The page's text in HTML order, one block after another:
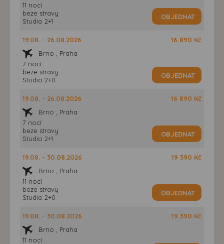
11 nocí
beze stravy
Studio 2+1
OBJEDNAT
19.08. - 26.08.2026
Brno , Praha
7 nocí
beze stravy
Studio 2+0
16 890 Kč
OBJEDNAT
19.08. - 26.08.2026
Brno , Praha
7 nocí
beze stravy
Studio 2+1
16 890 Kč
OBJEDNAT
19.08. - 30.08.2026
Brno , Praha
11 nocí
beze stravy
Studio 2+0
19 390 Kč
OBJEDNAT
19.08. - 30.08.2026
Brno , Praha
11 nocí
19 390 Kč